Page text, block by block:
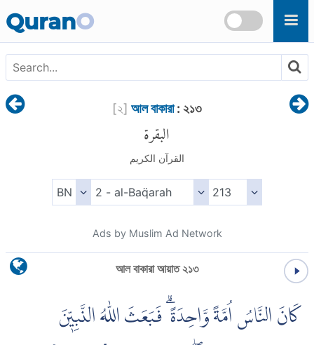
QuranO
[২] আল বাকারা: ২১৩
البقرة
القرآن الكريم
Ads by Muslim Ad Network
আল বাকারা আয়াত ২১৩
كَانَ النَّاسُ اُمَّةً وَّاحِدَةً ۗ فَبَعَثَ اللّٰهُ النَّبِيّٖنَ